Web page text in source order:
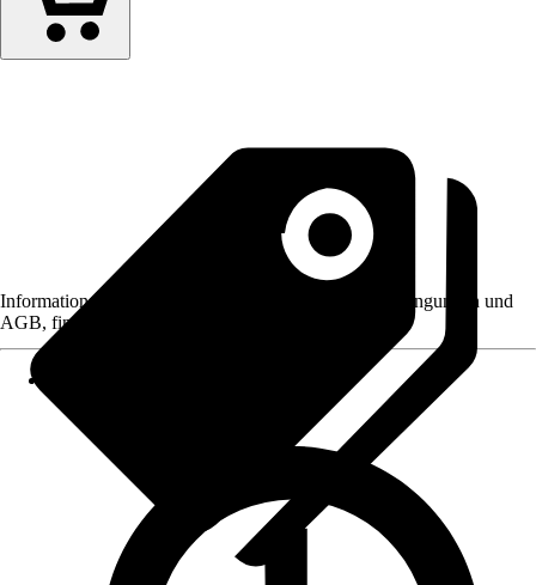
Informationen des Verkäufers, wie z. B. Rückgabebedingungen und
AGB, finden Sie bei Klick auf den Verkäufernamen.